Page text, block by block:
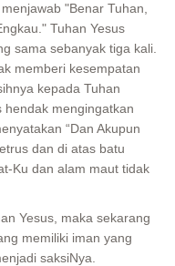
"Benar Tuhan,
Tuhan Yesus
sama sebanyak tiga kali.
memberi kesempatan
kepada Tuhan
hendak mengingatkan
“Dan Akupun
dan di atas batu
Ku dan alam maut tidak
Yesus, maka sekarang
memiliki iman yang
saksiNya.